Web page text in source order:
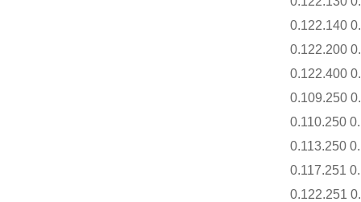
0.122.140
0.122.200
0.122.400
0.109.250
0.110.250
0.113.250
0.117.251
0.122.251